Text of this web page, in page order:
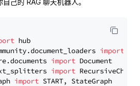
己的 RAG 聊天机器人。
import
import
import
import